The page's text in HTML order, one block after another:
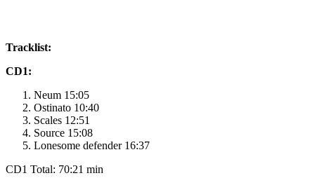
Tracklist:
CD1:
Neum 15:05
Ostinato 10:40
Scales 12:51
Source 15:08
Lonesome defender 16:37
CD1 Total: 70:21 min